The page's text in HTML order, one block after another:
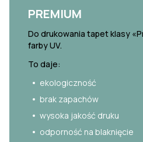
PREMIUM
Do drukowania tapet klasy
farby UV.
To daje:
ekologiczność
brak zapachów
wysoka jakość druku
odporność na blaknięcie